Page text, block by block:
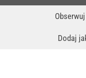
Dodaj